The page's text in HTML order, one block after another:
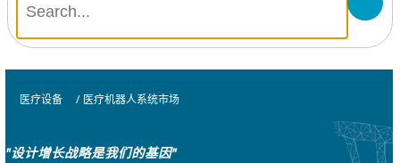
医疗设备 / 医疗机器人系统市场
"设计增长战略是我们的基因"